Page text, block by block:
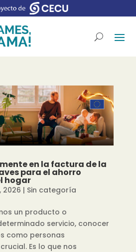
en la factura de la
para el ahorro
hogar
2026 | Sin categoría
un producto o
servicio, conocer
como personas
Es lo que nos